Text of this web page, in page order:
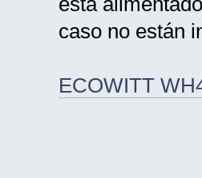
caso no están
ECOWITT